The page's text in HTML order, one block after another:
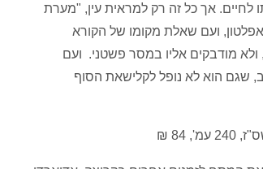
לחיים. אך כל זה רק למראית עין, "מערת
ועם שאלת מקומו של הקורא
מודבקים אליו במסר פשטני. ועם
שגם הוא לא נופל לקלישאת הסוף